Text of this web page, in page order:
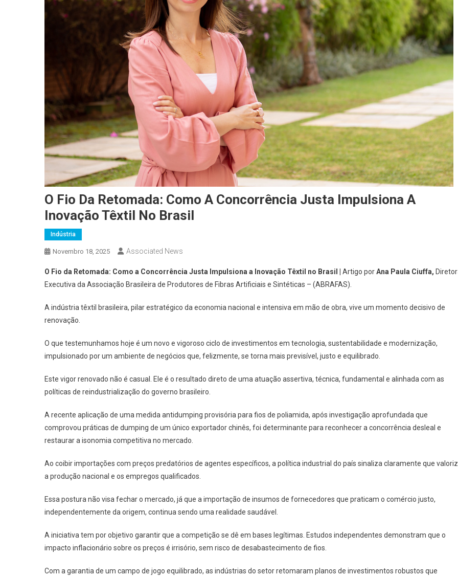
O Fio Da Retomada: Como A Concorrência Justa Impulsiona A
Inovação Têxtil No Brasil
Indústria
Novembro 18, 2025 Associated News
O Fio da Retomada: Como a Concorrência Justa Impulsiona a Inovação Têxtil no Brasil | Artigo porAna Paula Ciuffa,
Executiva da Associação Brasileira de Produtores de Fibras Artificiais e Sintéticas – (ABRAFAS).
A indústria têxtil brasileira, pilar estratégico da economia nacional e intensiva em mão de obra, vive um momento decisivo de
renovação.
O que testemunhamos hoje é um novo e vigoroso ciclo de investimentos em tecnologia, sustentabilidade e modernização,
impulsionado por um ambiente de negócios que, felizmente, se torna mais previsível, justo e equilibrado.
Este vigor renovado não é casual. Ele é o resultado direto de uma atuação assertiva, técnica, fundamental e alinhada com as
políticas de reindustrialização do governo brasileiro.
A recente aplicação de uma medida antidumping provisória para fios de poliamida, após investigação aprofundada que
comprovou práticas de dumping de um único exportador chinês, foi determinante para reconhecer a concorrência desleal e
restaurar a isonomia competitiva no mercado.
Ao coibir importações com preços predatórios de agentes específicos, a política industrial do país sinaliza claramente que
a produção nacional e os empregos qualificados.
Essa postura não visa fechar o mercado, já que a importação de insumos de fornecedores que praticam o comércio justo,
independentemente da origem, continua sendo uma realidade saudável.
A iniciativa tem por objetivo garantir que a competição se dê em bases legítimas. Estudos independentes demonstram que o
impacto inflacionário sobre os preços é irrisório, sem risco de desabastecimento de fios.
Com a garantia de um campo de jogo equilibrado, as indústrias do setor retomaram planos de investimentos robustos que